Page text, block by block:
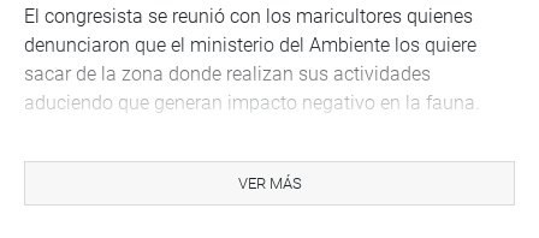
El congresista se reunió con los maricultores quienes
denunciaron que el ministerio del Ambiente los quiere
sacar de la zona donde realizan sus actividades
aduciendo que generan impacto negativo en la fauna.
abanico”, dijo el dirigente Pedro Morán quien
inmediatamente después pidió que intervenga el ministro
VER MÁS